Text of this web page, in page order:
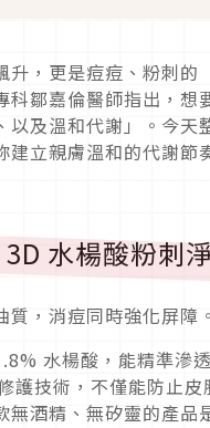
，更是痘痘、粉刺的
鄒嘉倫醫師指出，想
及溫和代謝」。今天
立親膚溫和的代謝節
水楊酸粉刺
，消痘同時強化屏障。
水楊酸，能精準滲
護技術，不僅能防止
酒精、無矽靈的產品